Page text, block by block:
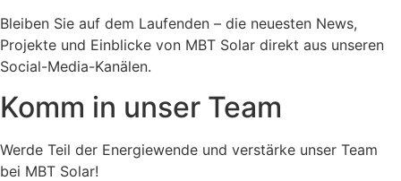
Bleiben Sie auf dem Laufenden – die neuesten News,
Projekte und Einblicke von MBT Solar direkt aus unseren
Social-Media-Kanälen.
Komm in unser Team
Werde Teil der Energiewende und verstärke unser Team
bei MBT Solar!